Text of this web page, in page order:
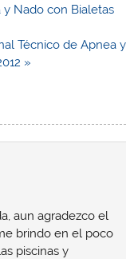
Nado con Bialetas
Técnico de Apnea y
»
aun agradezco el
brindo en el poco
piscinas y